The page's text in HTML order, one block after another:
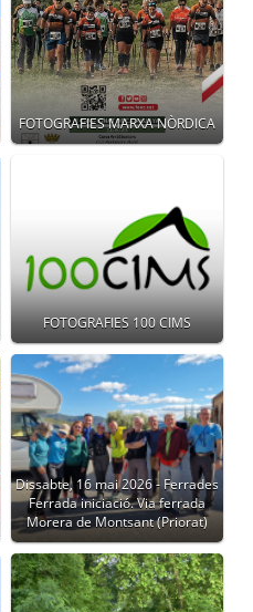
FOTOGRAFIES MARXA NÒRDICA
FOTOGRAFIES 100 CIMS
Dissabte, 16 mai 2026 - Ferrades
Ferrada iniciació. Via ferrada
Morera de Montsant (Priorat)